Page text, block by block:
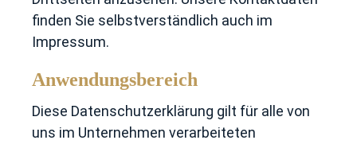
finden Sie selbstverständlich auch im
Impressum.
Anwendungsbereich
Diese Datenschutzerklärung gilt für alle von
uns im Unternehmen verarbeiteten